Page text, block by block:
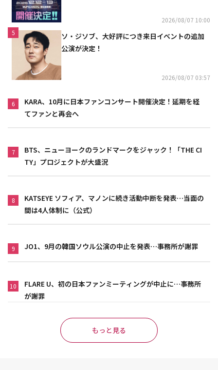
2026/08/07 10:00
5
ソ・ジソブ、大好評につき来日イベントの追加
公演が決定！
2026/08/07 03:57
6
KARA、10月に日本ファンコンサート開催決定！延期を経
てファンと再会へ
7
BTS、ニューヨークのランドマークをジャック！「THE CI
TY」プロジェクトが大盛況
8
KATSEYE ソフィア、マノンに続き活動中断を発表…当面の
間は4人体制に（公式）
9 JO1、9月の韓国ソウル公演の中止を発表…事務所が謝罪
10
FLARE U、初の日本ファンミーティングが中止に…事務所
が謝罪
もっと見る